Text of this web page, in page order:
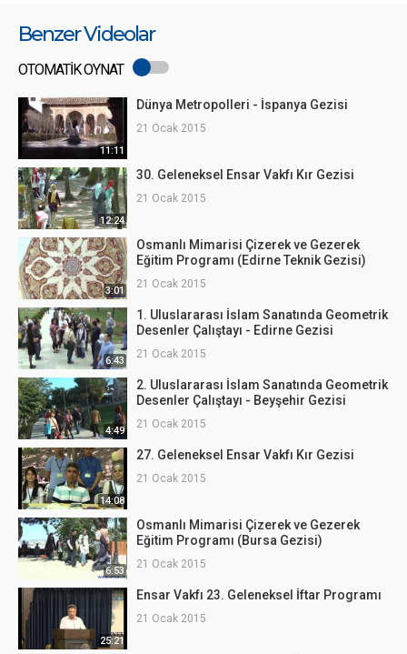
Benzer Videolar
OTOMATİK OYNAT
11:11
Dünya Metropolleri - İspanya Gezisi
21 Ocak 2015
12:24
30. Geleneksel Ensar Vakfı Kır Gezisi
21 Ocak 2015
3:01
Osmanlı Mimarisi Çizerek ve Gezerek
Eğitim Programı (Edirne Teknik Gezisi)
21 Ocak 2015
6:43
1. Uluslararası İslam Sanatında Geometrik
Desenler Çalıştayı - Edirne Gezisi
21 Ocak 2015
4:49
2. Uluslararası İslam Sanatında Geometrik
Desenler Çalıştayı - Beyşehir Gezisi
21 Ocak 2015
14:08
27. Geleneksel Ensar Vakfı Kır Gezisi
21 Ocak 2015
6:53
Osmanlı Mimarisi Çizerek ve Gezerek
Eğitim Programı (Bursa Gezisi)
21 Ocak 2015
25:21
Ensar Vakfı 23. Geleneksel İftar Programı
21 Ocak 2015